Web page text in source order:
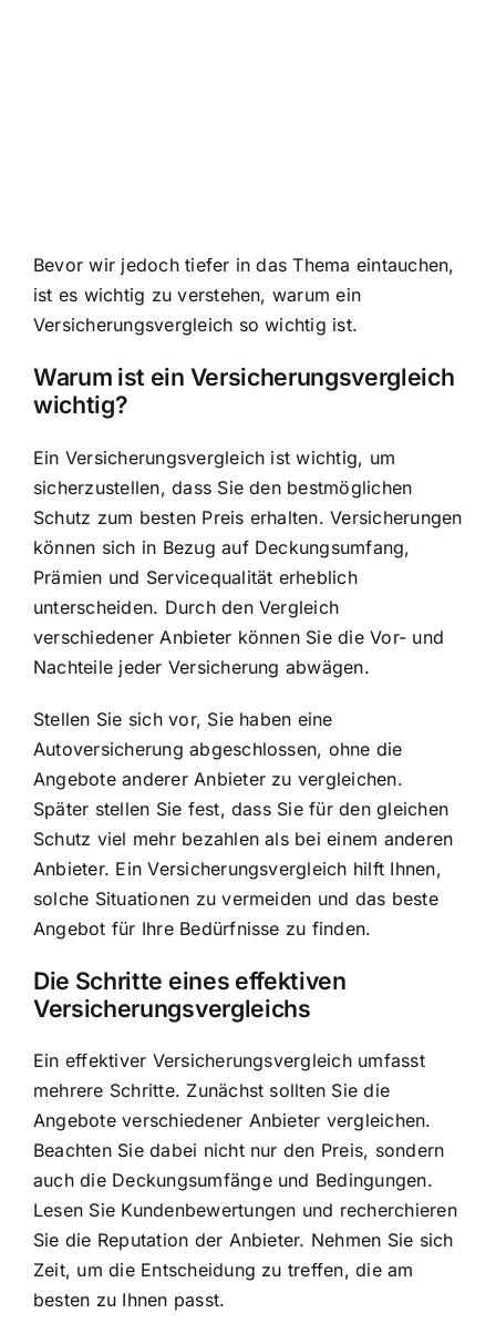
Bevor wir jedoch tiefer in das Thema eintauchen,
ist es wichtig zu verstehen, warum ein
Versicherungsvergleich so wichtig ist.
Warum ist ein Versicherungsvergleich
wichtig?
Ein Versicherungsvergleich ist wichtig, um
sicherzustellen, dass Sie den bestmöglichen
Schutz zum besten Preis erhalten. Versicherungen
können sich in Bezug auf Deckungsumfang,
Prämien und Servicequalität erheblich
unterscheiden. Durch den Vergleich
verschiedener Anbieter können Sie die Vor- und
Nachteile jeder Versicherung abwägen.
Stellen Sie sich vor, Sie haben eine
Autoversicherung abgeschlossen, ohne die
Angebote anderer Anbieter zu vergleichen.
Später stellen Sie fest, dass Sie für den gleichen
Schutz viel mehr bezahlen als bei einem anderen
Anbieter. Ein Versicherungsvergleich hilft Ihnen,
solche Situationen zu vermeiden und das beste
Angebot für Ihre Bedürfnisse zu finden.
Die Schritte eines effektiven
Versicherungsvergleichs
Ein effektiver Versicherungsvergleich umfasst
mehrere Schritte. Zunächst sollten Sie die
Angebote verschiedener Anbieter vergleichen.
Beachten Sie dabei nicht nur den Preis, sondern
auch die Deckungsumfänge und Bedingungen.
Lesen Sie Kundenbewertungen und recherchieren
Sie die Reputation der Anbieter. Nehmen Sie sich
Zeit, um die Entscheidung zu treffen, die am
besten zu Ihnen passt.